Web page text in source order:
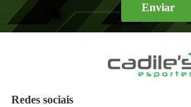
Enviar
Redes sociais